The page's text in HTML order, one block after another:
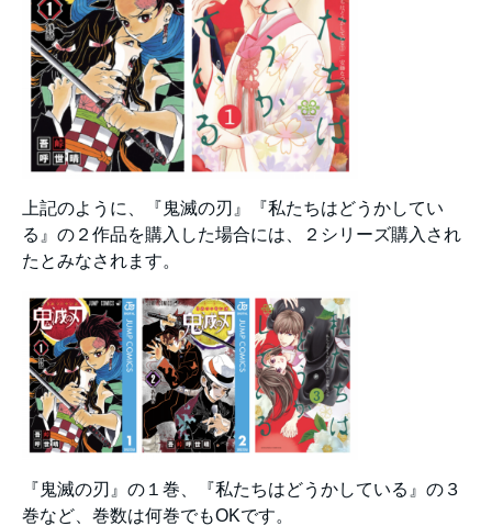
上記のように、『鬼滅の刃』『私たちはどうかしてい
る』の２作品を購入した場合には、２シリーズ購入され
たとみなされます。
『鬼滅の刃』の１巻、『私たちはどうかしている』の３
巻など、巻数は何巻でもOKです。